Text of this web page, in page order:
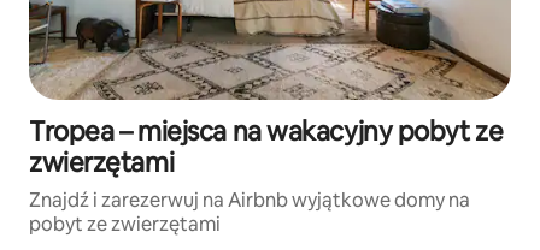
Tropea – miejsca na wakacyjny pobyt ze
zwierzętami
Znajdź i zarezerwuj na Airbnb wyjątkowe domy na
pobyt ze zwierzętami